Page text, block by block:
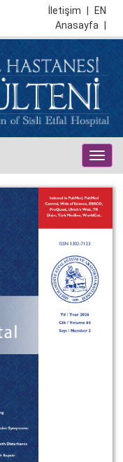
EN
İletişim
Anasayfa